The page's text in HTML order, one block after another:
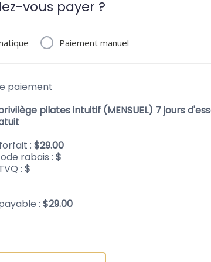
vous payer ?
Paiement manuel
paiement
pilates intuitif (MENSUEL) 7 jours
: $29.00
rabais : $
: $
: $29.00